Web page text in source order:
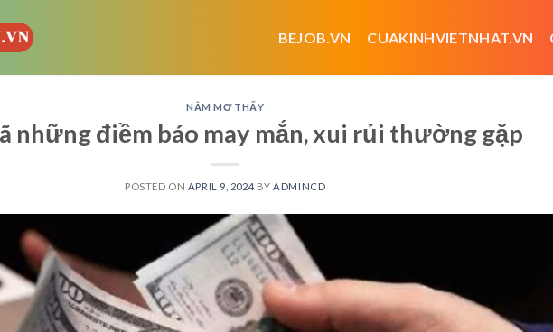
BEJOB.VN CUAKINHVIETNHAT.VN
NẰM MƠ THẤY
những điềm báo may mắn, xui rủi thường gặp
POSTED ON APRIL 9, 2024 BY ADMINCD